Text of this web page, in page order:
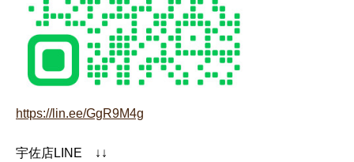
https://lin.ee/GgR9M4g
宇佐店LINE ↓↓